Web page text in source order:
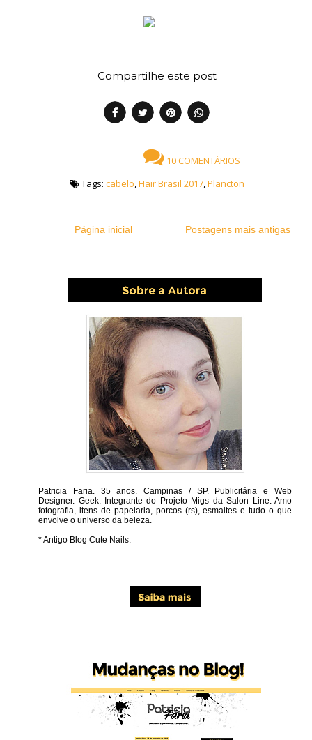
Compartilhe este post
10 COMENTÁRIOS
Tags: cabelo Hair Brasil 2017, Plancton
Postagens mais antigas
Página inicial
Patricia Faria. 35 anos. Campinas / SP. Publicitária e Web
Designer. Geek. Integrante do Projeto Migs da Salon Line. Amo
fotografia, itens de papelaria, porcos (rs), esmaltes e tudo o que
envolve o universo da beleza.
* Antigo Blog Cute Nails.